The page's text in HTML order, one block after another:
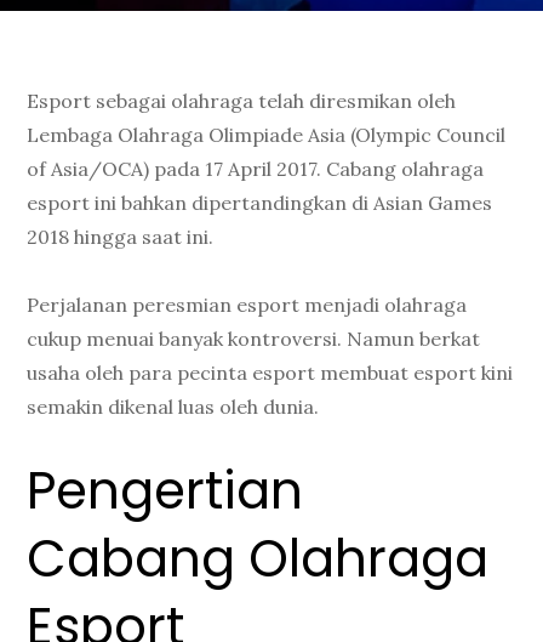
Esport sebagai olahraga telah diresmikan oleh
Lembaga Olahraga Olimpiade Asia (Olympic Council
of Asia/OCA) pada 17 April 2017. Cabang olahraga
esport ini bahkan dipertandingkan di Asian Games
2018 hingga saat ini.
Perjalanan peresmian esport menjadi olahraga
cukup menuai banyak kontroversi. Namun berkat
usaha oleh para pecinta esport membuat esport kini
semakin dikenal luas oleh dunia.
Pengertian
Cabang Olahraga
Esport